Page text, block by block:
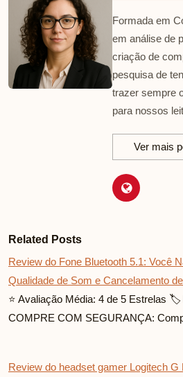
Formada em
em análise de
criação de
pesquisa de
trazer sempre
para nossos
Ver mais
Related Posts
Review do Fone Bluetooth 5.1: Você
Qualidade de Som e Cancelamento
⭐ Avaliação Média: 4 de 5 Estrelas
COMPRE COM SEGURANÇA:
Review do headset gamer Logitech